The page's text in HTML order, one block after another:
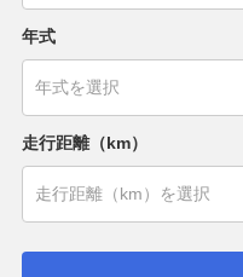
年式
走行距離（km）